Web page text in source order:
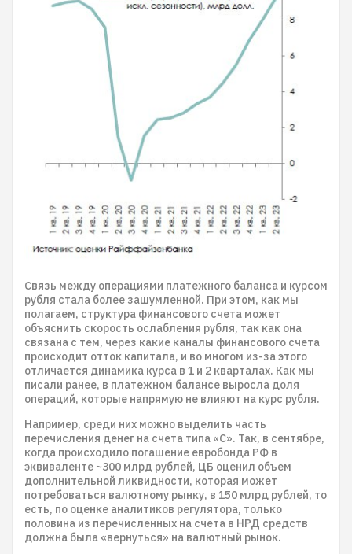
Связь между операциями платежного баланса и курсом
рубля стала более зашумленной. При этом, как мы
полагаем, структура финансового счета может
объяснить скорость ослабления рубля, так как она
связана с тем, через какие каналы финансового счета
происходит отток капитала, и во многом из-за этого
отличается динамика курса в 1 и 2 кварталах. Как мы
писали ранее, в платежном балансе выросла доля
операций, которые напрямую не влияют на курс рубля.
Например, среди них можно выделить часть
перечисления денег на счета типа «С». Так, в сентябре,
когда происходило погашение евробонда РФ в
эквиваленте ~300 млрд рублей, ЦБ оценил объем
дополнительной ликвидности, которая может
потребоваться валютному рынку, в 150 млрд рублей, то
есть, по оценке аналитиков регулятора, только
половина из перечисленных на счета в НРД средств
должна была «вернуться» на валютный рынок.